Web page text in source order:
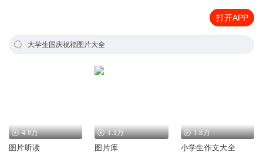
打开APP
大学生国庆祝福图片大全
4.8万
图片听读
1.1万
图片库
1.8万
小学生作文大全